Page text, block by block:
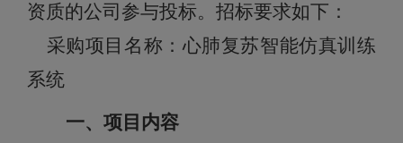
资质的公司参与投标。 招标要求如下：
采购项目名称： 心肺复苏智能仿真训练
系统
一、项目内容